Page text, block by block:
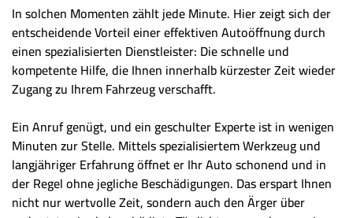
In solchen Momenten zählt jede Minute. Hier zeigt sich der
entscheidende Vorteil einer effektiven Autoöffnung durch
einen spezialisierten Dienstleister: Die schnelle und
kompetente Hilfe, die Ihnen innerhalb kürzester Zeit wieder
Zugang zu Ihrem Fahrzeug verschafft.
Ein Anruf genügt, und ein geschulter Experte ist in wenigen
Minuten zur Stelle. Mittels spezialisiertem Werkzeug und
langjähriger Erfahrung öffnet er Ihr Auto schonend und in
der Regel ohne jegliche Beschädigungen. Das erspart Ihnen
nicht nur wertvolle Zeit, sondern auch den Ärger über